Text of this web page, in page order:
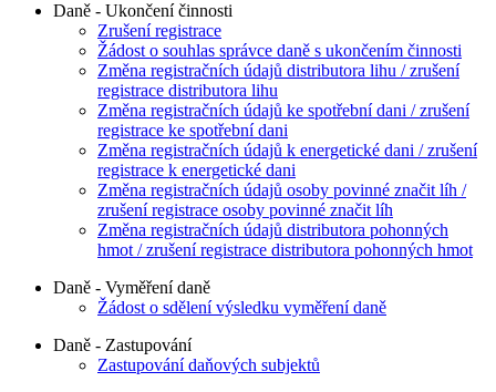
Daně - Ukončení činnosti
Zrušení registrace
Žádost o souhlas správce daně s ukončením činnosti
Změna registračních údajů distributora lihu / zrušení
registrace distributora lihu
Změna registračních údajů ke spotřební dani / zrušení
registrace ke spotřební dani
Změna registračních údajů k energetické dani / zrušení
registrace k energetické dani
Změna registračních údajů osoby povinné značit líh /
zrušení registrace osoby povinné značit líh
Změna registračních údajů distributora pohonných
hmot / zrušení registrace distributora pohonných hmot
Daně - Vyměření daně
Žádost o sdělení výsledku vyměření daně
Daně - Zastupování
Zastupování daňových subjektů